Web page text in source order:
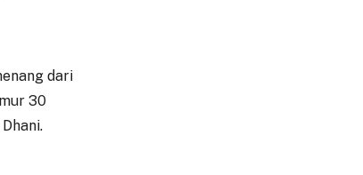
dari
30